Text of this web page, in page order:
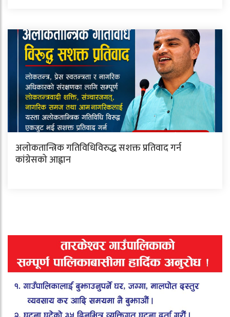
अलोकतान्त्रिक गतिविधिविरुद्ध सशक्त प्रतिवाद गर्न
कांग्रेसको आह्वान